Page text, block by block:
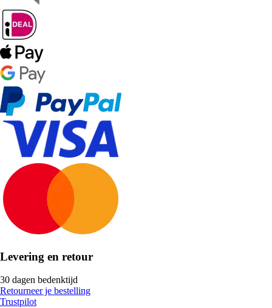
Levering en retour
30 dagen bedenktijd
Retourneer je bestelling
Trustpilot